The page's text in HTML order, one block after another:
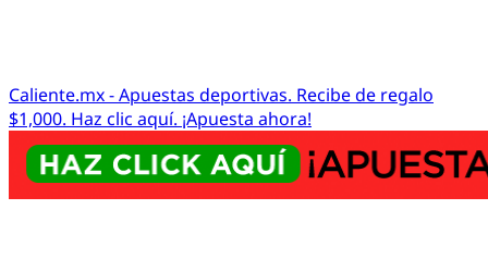
Caliente.mx - Apuestas deportivas. Recibe de regalo
$1,000. Haz clic aquí. ¡Apuesta ahora!